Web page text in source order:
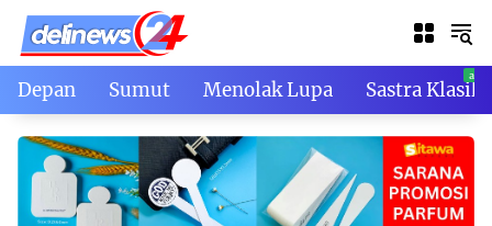
Skip
content
Depan Sumut Menolak Lupa Sastra Klasik